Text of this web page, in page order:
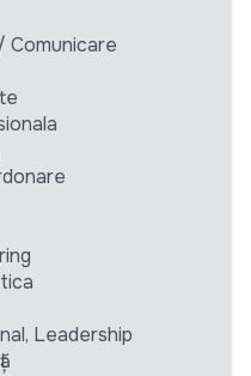
Leadership